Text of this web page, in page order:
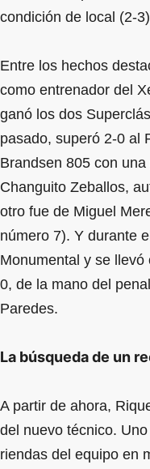
condición de local (2-
Entre los hechos
como entrenador del
ganó los dos
pasado, superó 2-0 al
Brandsen 805 con
Changuito Zeballos,
otro fue de Miguel
número 7). Y durante
Monumental y se
0, de la mano del
Paredes.
La búsqueda de un
A partir de ahora,
del nuevo técnico.
riendas del equipo en